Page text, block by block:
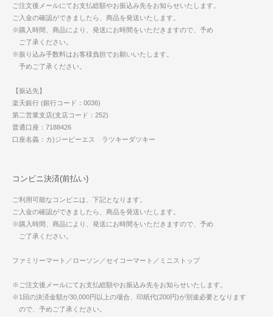
ご注文後メールにてお支払総額やお振込み先をお知らせいたします。
ご入金の確認ができましたら、商品を発送いたします。
※購入時間、商品により、発送にお時間をいただきますので、予め
ご了承ください。
※振り込み手数料はお客様負担でお願いいたします。
予めご了承ください。
【振込先】
楽天銀行 (銀行コード：0036)
第二営業支店(支店コード：252)
普通口座：7188426
口座名義：カ)ジーピーエス ラツキーダツキー
コンビニ決済(前払い)
ご利用可能なコンビニは、下記となります。
ご入金の確認ができましたら、商品を発送いたします。
※購入時間、商品により、発送にお時間をいただきますので、予め
ご了承ください。
ファミリーマート／ローソン／セイコーマート／ミニストップ
※ご注文後メールにてお支払総額やお振込み先をお知らせいたします。
※1回の決済金額が30,000円以上の場合、印紙代(200円)が別途必要となります
ので、予めご了承ください。